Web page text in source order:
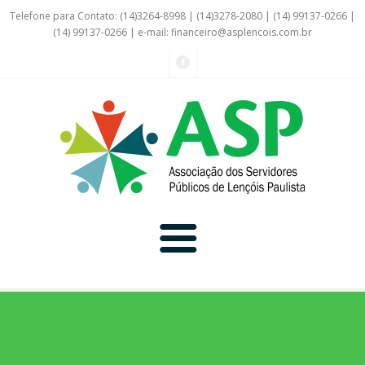
Telefone para Contato: (14)3264-8998 | (14)3278-2080 | (14) 99137-0266 |
(14) 99137-0266 | e-mail: financeiro@asplencois.com.br
Convênio Online